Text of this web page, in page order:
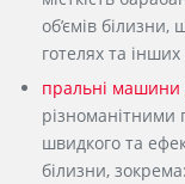
об’ємів
готелях та
пральні машини
різноманітними
швидкого та
білизни,